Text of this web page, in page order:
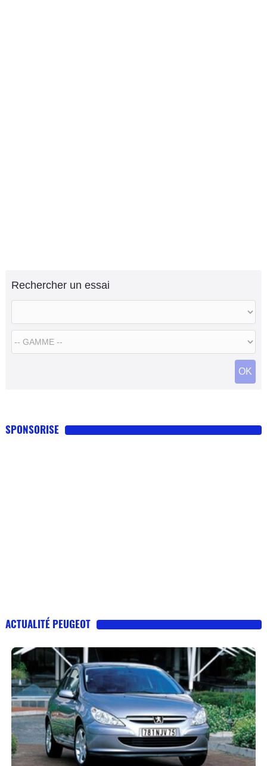
Rechercher un essai
OK
SPONSORISE
ACTUALITÉ PEUGEOT